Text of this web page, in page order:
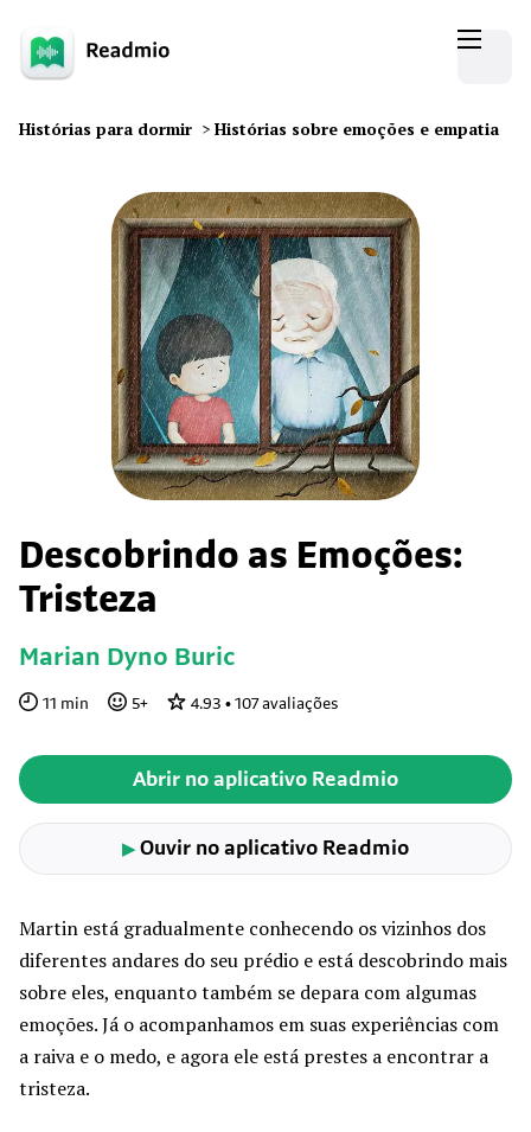
Histórias para dormir > Histórias sobre emoções e empatia
Descobrindo as Emoções:
Tristeza
Marian Dyno Buric
11 min 5+ 4.93 • 107avaliações
Abrir no aplicativo Readmio
▶Ouvir no aplicativo Readmio
Martin está gradualmente conhecendo os vizinhos dos
diferentes andares do seu prédio e está descobrindo mais
sobre eles, enquanto também se depara com algumas
emoções. Já o acompanhamos em suas experiências com
a raiva e o medo, e agora ele está prestes a encontrar a
tristeza.